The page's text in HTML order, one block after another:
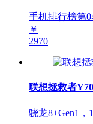
手机排行榜第0
￥
2970
联想拯救者Y70
骁龙8+Gen1，